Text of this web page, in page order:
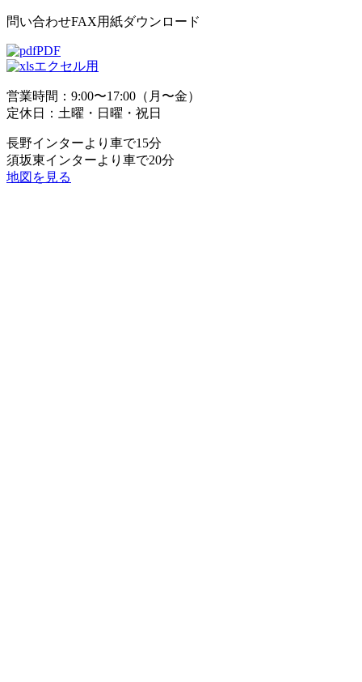
問い合わせFAX用紙ダウンロード
PDF
エクセル用
営業時間：9:00〜17:00（月〜金）
定休日：土曜・日曜・祝日
長野インターより車で15分
須坂東インターより車で20分
地図を見る